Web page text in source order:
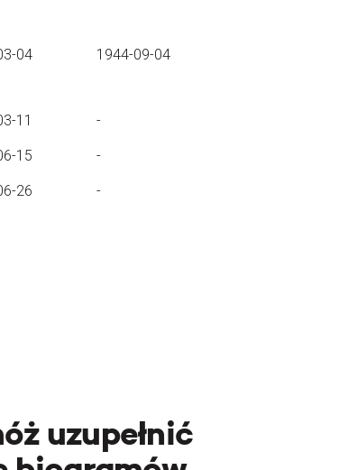
04 1944-09-04
11 -
15 -
26 -
uzupełnić